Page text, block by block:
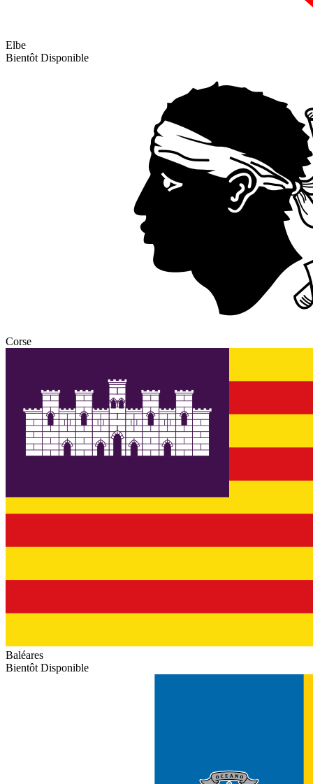
Elbe
Bientôt Disponible
Corse
Baléares
Bientôt Disponible